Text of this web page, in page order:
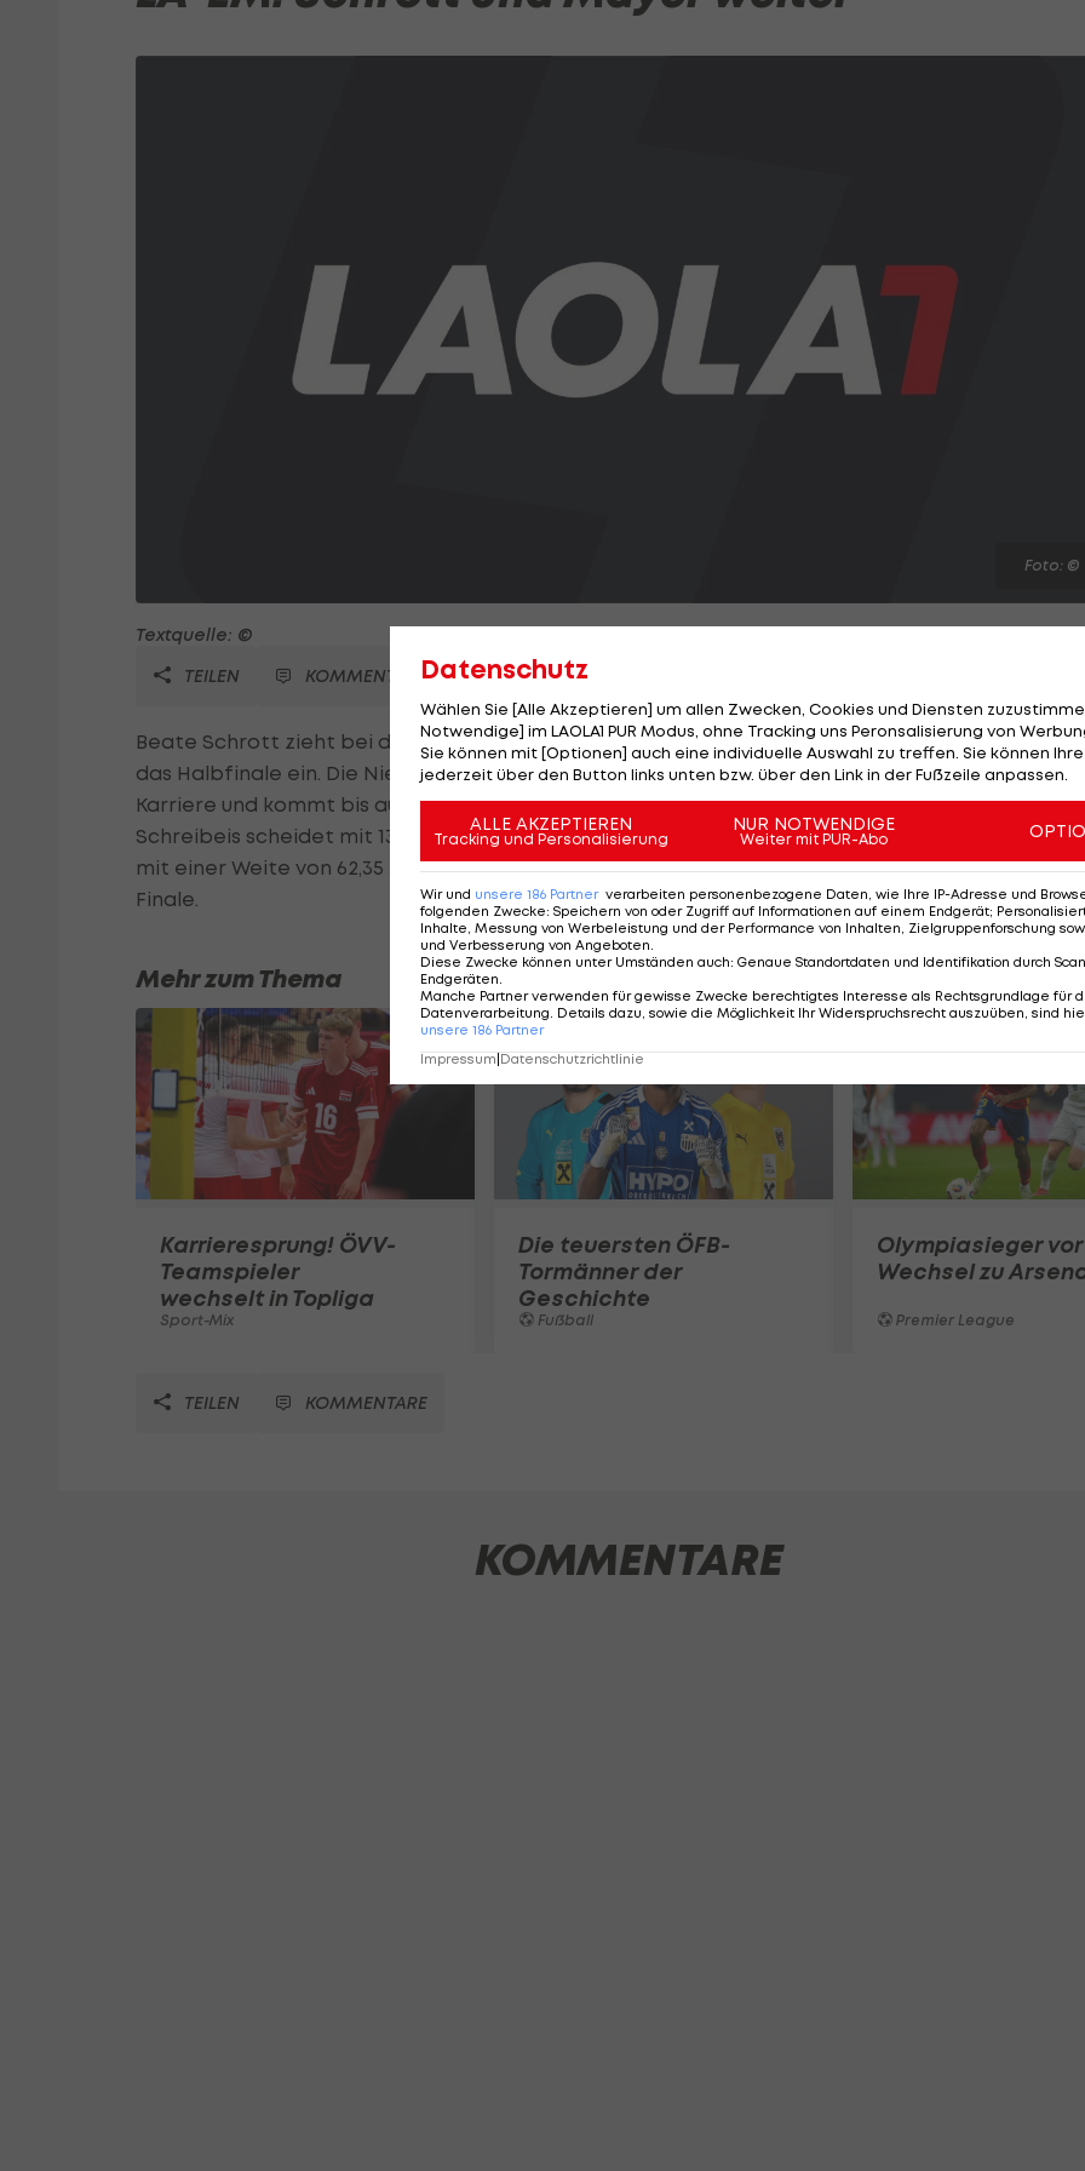
Foto: ©
Textquelle: ©
TEILEN
KOMMENTARE
Beate Schrott zieht bei der Leichtathletik-EM in Helsinki mit der viertschnellsten Vorlauf-Zeit in
das Halbfinale ein. Die Niederösterreicherin läuft mit 12,98 Sekunden die zweitschnellste Zeit
Karriere und kommt bis auf 3/100 Sekunden an den von ihr gehaltenen ÖLV-Rekord heran.
Schreibeis scheidet mit 13,39 als 22. aus. Diskuswerfer Gerhard Mayer belegt in der Qualifikation
mit einer Weite von 62,35 Metern Rang zwölf und schafft damit erstmals den Sprung in ein EM-
Finale.
Mehr zum Thema
Karrieresprung! ÖVV-
Teamspieler
wechselt in Topliga
Sport-Mix
Die teuersten ÖFB-
Tormänner der
Geschichte
Fußball
Olympiasieger vor
Wechsel zu
Premier League
TEILEN KOMMENTARE
KOMMENTARE
Datenschutz
Wählen Sie [Alle Akzeptieren] um allen Zwecken, Cookies und Diensten
Notwendige] im LAOLA1 PUR Modus, ohne Tracking uns Peronsalisierung von
Sie können mit [Optionen] auch eine individuelle Auswahl zu treffen. Sie können
jederzeit über den Button links unten bzw. über den Link in der Fußzeile anpassen.
ALLE AKZEPTIEREN
Tracking und Personalisierung
NUR NOTWENDIGE
Weiter mit PUR-Abo
Wir und unsere 186 Partner verarbeiten personenbezogene Daten, wie Ihre IP-Adresse und
folgenden Zwecke: Speichern von oder Zugriff auf Informationen auf einem Endgerät;
Inhalte, Messung von Werbeleistung und der Performance von Inhalten, Zielgruppenforschung
und Verbesserung von Angeboten
Diese Zwecke können unter Umständen auch: Genaue Standortdaten und Identifikation durch
Endgeräten
Manche Partner verwenden für gewisse Zwecke berechtigtes Interesse als Rechtsgrundlage für
Datenverarbeitung. Details dazu, sowie die Möglichkeit Ihr Widerspruchsrecht auszuüben, sind
unsere 186 Partner
Impressum|Datenschutzrichtlinie